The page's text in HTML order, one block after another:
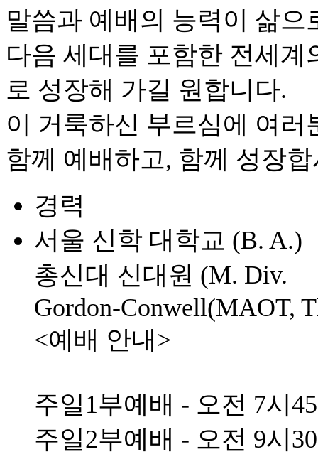
말씀과 예배의 능력이 삶으
다음 세대를 포함한 전세
로 성장해 가길 원합니다.
이 거룩하신 부르심에 여러
함께 예배하고, 함께 성장
경력
서울 신학 대학교 (B. A.)
총신대 신대원 (M. Div.
Gordon-Conwell(MAOT,
<예배 안내>
주일1부예배 - 오전 7시
주일2부예배 - 오전 9시